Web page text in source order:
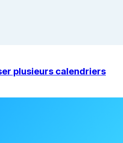
plusieurs calendriers